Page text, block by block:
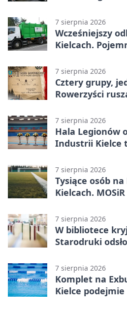
7 sierpnia 2026
Wcześniejszy
Kielcach.
7 sierpnia 2026
Cztery grupy,
Rowerzyści
7 sierpnia 2026
Hala Legionów
Industrii Kielce
7 sierpnia 2026
Tysiące osób
Kielcach.
7 sierpnia 2026
W bibliotece
Starodruki
7 sierpnia 2026
Komplet na
Kielce